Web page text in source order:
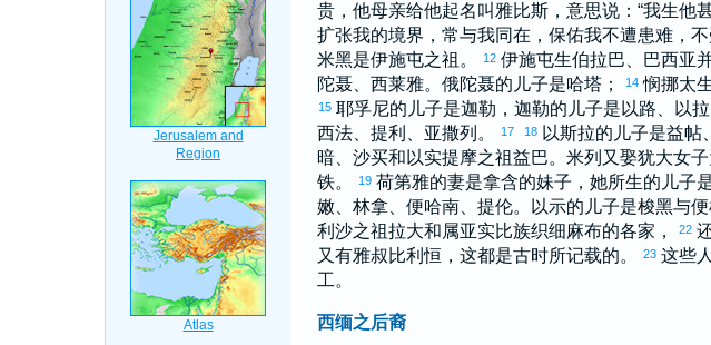
贵，他母亲给他起名叫 雅比斯，意思说：“我生他
扩张我的境界，常与我同在，保佑我不遭患难，
米黑是伊施屯之祖。 12 伊施屯生伯拉巴 巴西亚
陀聂、 西莱雅。 俄陀聂的儿子是哈塔； 14 悯挪太
15 耶孚尼的儿子是迦勒 ， 迦勒的儿子是 以路 以拉
西法、 提利 亚撒列 。 17 18 以斯拉的儿子是益帖、
暗、 沙买和 以实提摩之祖益巴。 米列 又娶犹大女
铁。 19 荷第雅的妻是拿含的妹子，她所生的儿子
嫩、 林拿 便哈南、 提伦。 以示的儿子是梭黑与
利沙之祖拉大和属亚实比族织细麻布的各家， 22
又有雅叔比利恒 ，这都是古时所记载的。 23 这些
工。
西缅之后裔